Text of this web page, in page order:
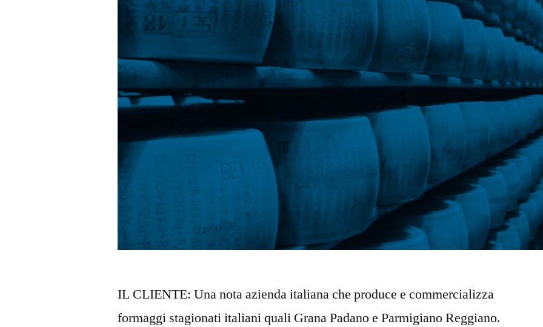
IL CLIENTE: Una nota azienda italiana che produce e commercializza
formaggi stagionati italiani quali Grana Padano e Parmigiano Reggiano.